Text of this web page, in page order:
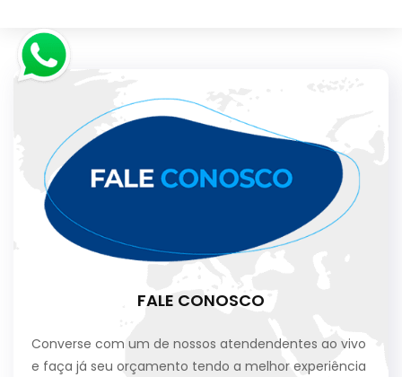
FALE CONOSCO
Converse com um de nossos atendendentes ao vivo
e faça já seu orçamento tendo a melhor experiência